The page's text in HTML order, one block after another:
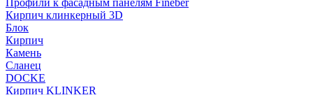
Профили к фасадным панелям Fineber
Кирпич клинкерный 3D
Блок
Кирпич
Камень
Сланец
DOCKE
Кирпич KLINKER